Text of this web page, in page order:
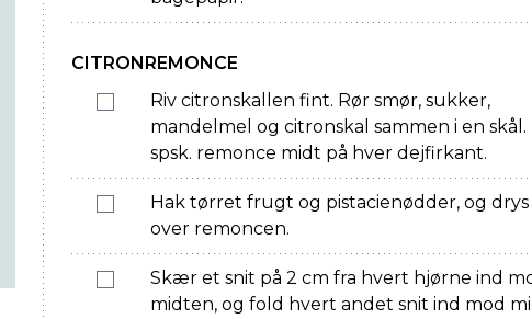
CITRONREMONCE
Riv citronskallen fint. Rør smør, sukker,
mandelmel og citronskal sammen i en skål.
spsk. remonce midt på hver dejfirkant.
Hak tørret frugt og pistacienødder, og
over remoncen.
Skær et snit på 2 cm fra hvert hjørne ind
midten, og fold hvert andet snit ind mod